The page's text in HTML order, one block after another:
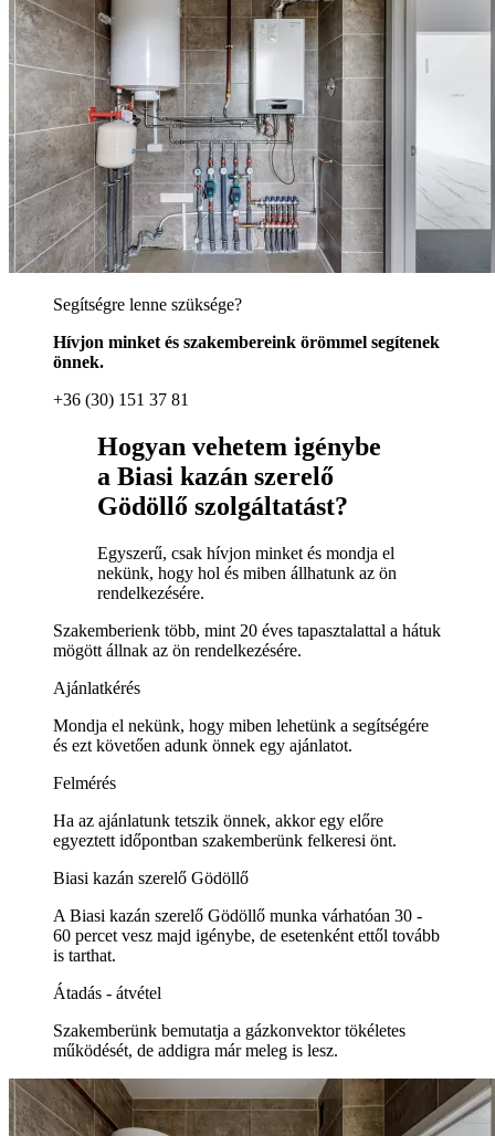
Segítségre lenne szüksége?
Hívjon minket és szakembereink örömmel segítenek
önnek.
+36 (30) 151 37 81
Hogyan vehetem igénybe
a Biasi kazán szerelő
Gödöllő szolgáltatást?
Egyszerű, csak hívjon minket és mondja el
nekünk, hogy hol és miben állhatunk az ön
rendelkezésére.
Szakemberienk több, mint 20 éves tapasztalattal a hátuk
mögött állnak az ön rendelkezésére.
Ajánlatkérés
Mondja el nekünk, hogy miben lehetünk a segítségére
és ezt követően adunk önnek egy ajánlatot.
Felmérés
Ha az ajánlatunk tetszik önnek, akkor egy előre
egyeztett időpontban szakemberünk felkeresi önt.
Biasi kazán szerelő Gödöllő
A Biasi kazán szerelő Gödöllő munka várhatóan 30 -
60 percet vesz majd igénybe, de esetenként ettől tovább
is tarthat.
Átadás - átvétel
Szakemberünk bemutatja a gázkonvektor tökéletes
működését, de addigra már meleg is lesz.